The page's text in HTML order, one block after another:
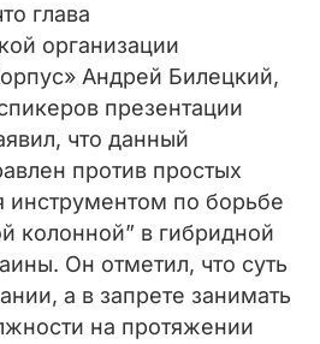
глава
организации
Андрей Билецкий,
презентации
что данный
против простых
инструментом по борьбе
колонной” в гибридной
Он отметил, что суть
а в запрете занимать
на протяжении